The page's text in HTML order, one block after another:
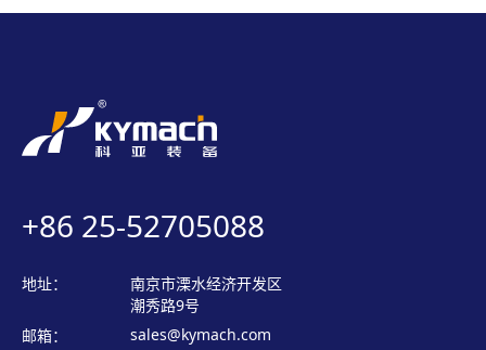
+86 25-52705088
地址：
南京市溧水经济开发区
潮秀路9号
邮箱：
sales@kymach.com